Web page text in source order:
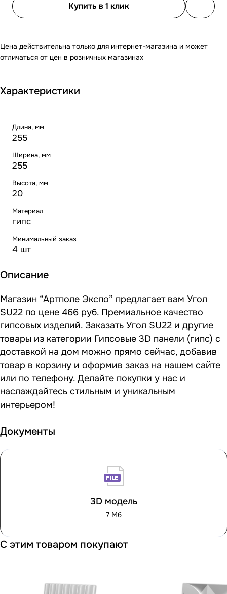
Купить в 1 клик
Цена действительна только для интернет-магазина и может
отличаться от цен в розничных магазинах
Характеристики
Длина, мм
255
Ширина, мм
255
Высота, мм
20
Материал
гипс
Минимальный заказ
4 шт
Описание
Магазин “Артполе Экспо” предлагает вам Угол
SU22 по цене 466 руб. Премиальное качество
гипсовых изделий. Заказать Угол SU22 и другие
товары из категории Гипсовые 3D панели (гипс) с
доставкой на дом можно прямо сейчас, добавив
товар в корзину и оформив заказ на нашем сайте
или по телефону. Делайте покупки у нас и
наслаждайтесь стильным и уникальным
интерьером!
Документы
3D модель
7 Мб
С этим товаром покупают